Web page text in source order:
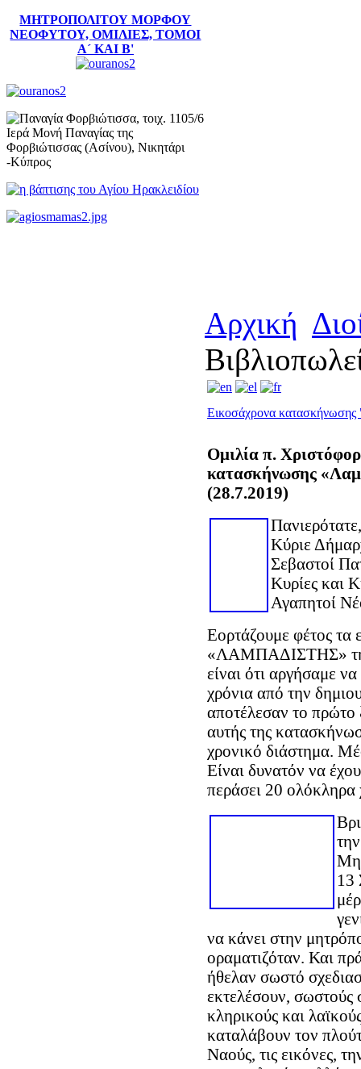
ΜΗΤΡΟΠΟΛΙΤΟΥ ΜΟΡΦΟΥ
ΝΕΟΦΥΤΟΥ, ΟΜΙΛΙΕΣ, ΤΟΜΟΙ
Α´ ΚΑΙ Β'
Αρχική
Εικοσάχρονα
Ομιλία π.
κατασκήνωσης
(28.7.2019)
Πανιερότατε,
Κύριε
Σεβαστοί
Κυρίες και
Αγαπητοί
Εορτάζουμε φέτος τα
«ΛΑΜΠΑΔΙΣΤΗΣ»
είναι ότι αργήσαμε
χρόνια από την
αποτέλεσαν το πρώτο
αυτής της
χρονικό διάστημα.
Είναι δυνατόν να
περάσει 20 ολόκληρα
13
να κάνει στην
οραματιζόταν. Και
ήθελαν σωστό
εκτελέσουν, σωστούς
κληρικούς και
καταλάβουν τον
Ναούς, τις εικόνες,